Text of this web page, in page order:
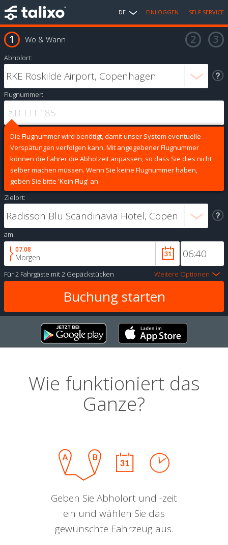
DE EINLOGGEN SELF SERVICE
Wo & Wann
Abholort:
Flugnummer:
Die Flugnummer wird benötigt, damit unser System eventuelle
Verspätungen verfolgen kann. Mit angegebener Flugnummer
können die Fahrer die Abholzeit anpassen, so dass Sie dies nicht
selber machen müssen. Wenn Sie keine Flugnummer haben,
geben Sie bitte 'Kein Flug' an.
Zielort:
am:
07.08
Morgen
Für2 Fahrgäste mit2 Gepäckstücken Weitere Optionen
Wie funktioniert das
Ganze?
Geben Sie Abholort und -zeit
ein und wählen Sie das
gewünschte Fahrzeug aus.